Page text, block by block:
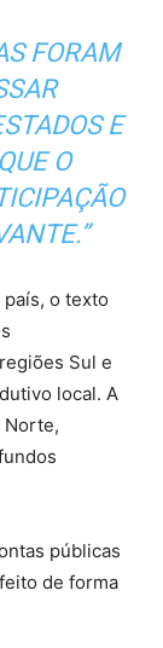
FORAM
E
O
o texto
Sul e
local. A
Norte,
públicas
de forma